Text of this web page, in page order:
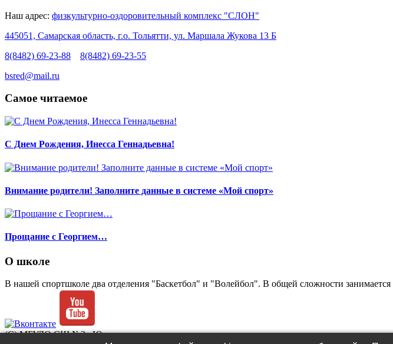
Наш адрес: физкультурно-оздоровительный комплекс "СЛОН"
445051, Самарская область, г.о. Тольятти, ул. Маршала Жукова 13 Б
8(8482) 69-23-88
8(8482) 69-23-55
bsred@mail.ru
Самое читаемое
С Днем Рождения, Инесса Геннадьевна!
Внимание родители! Заполните данные в системе «Мой спорт»
Прощание с Георгием…
О школе
В нашей спортшколе два отделения "Баскетбол" и "Волейбол". В общей сложности занимается
(C) МБУДО СШ №2 «Ювента»